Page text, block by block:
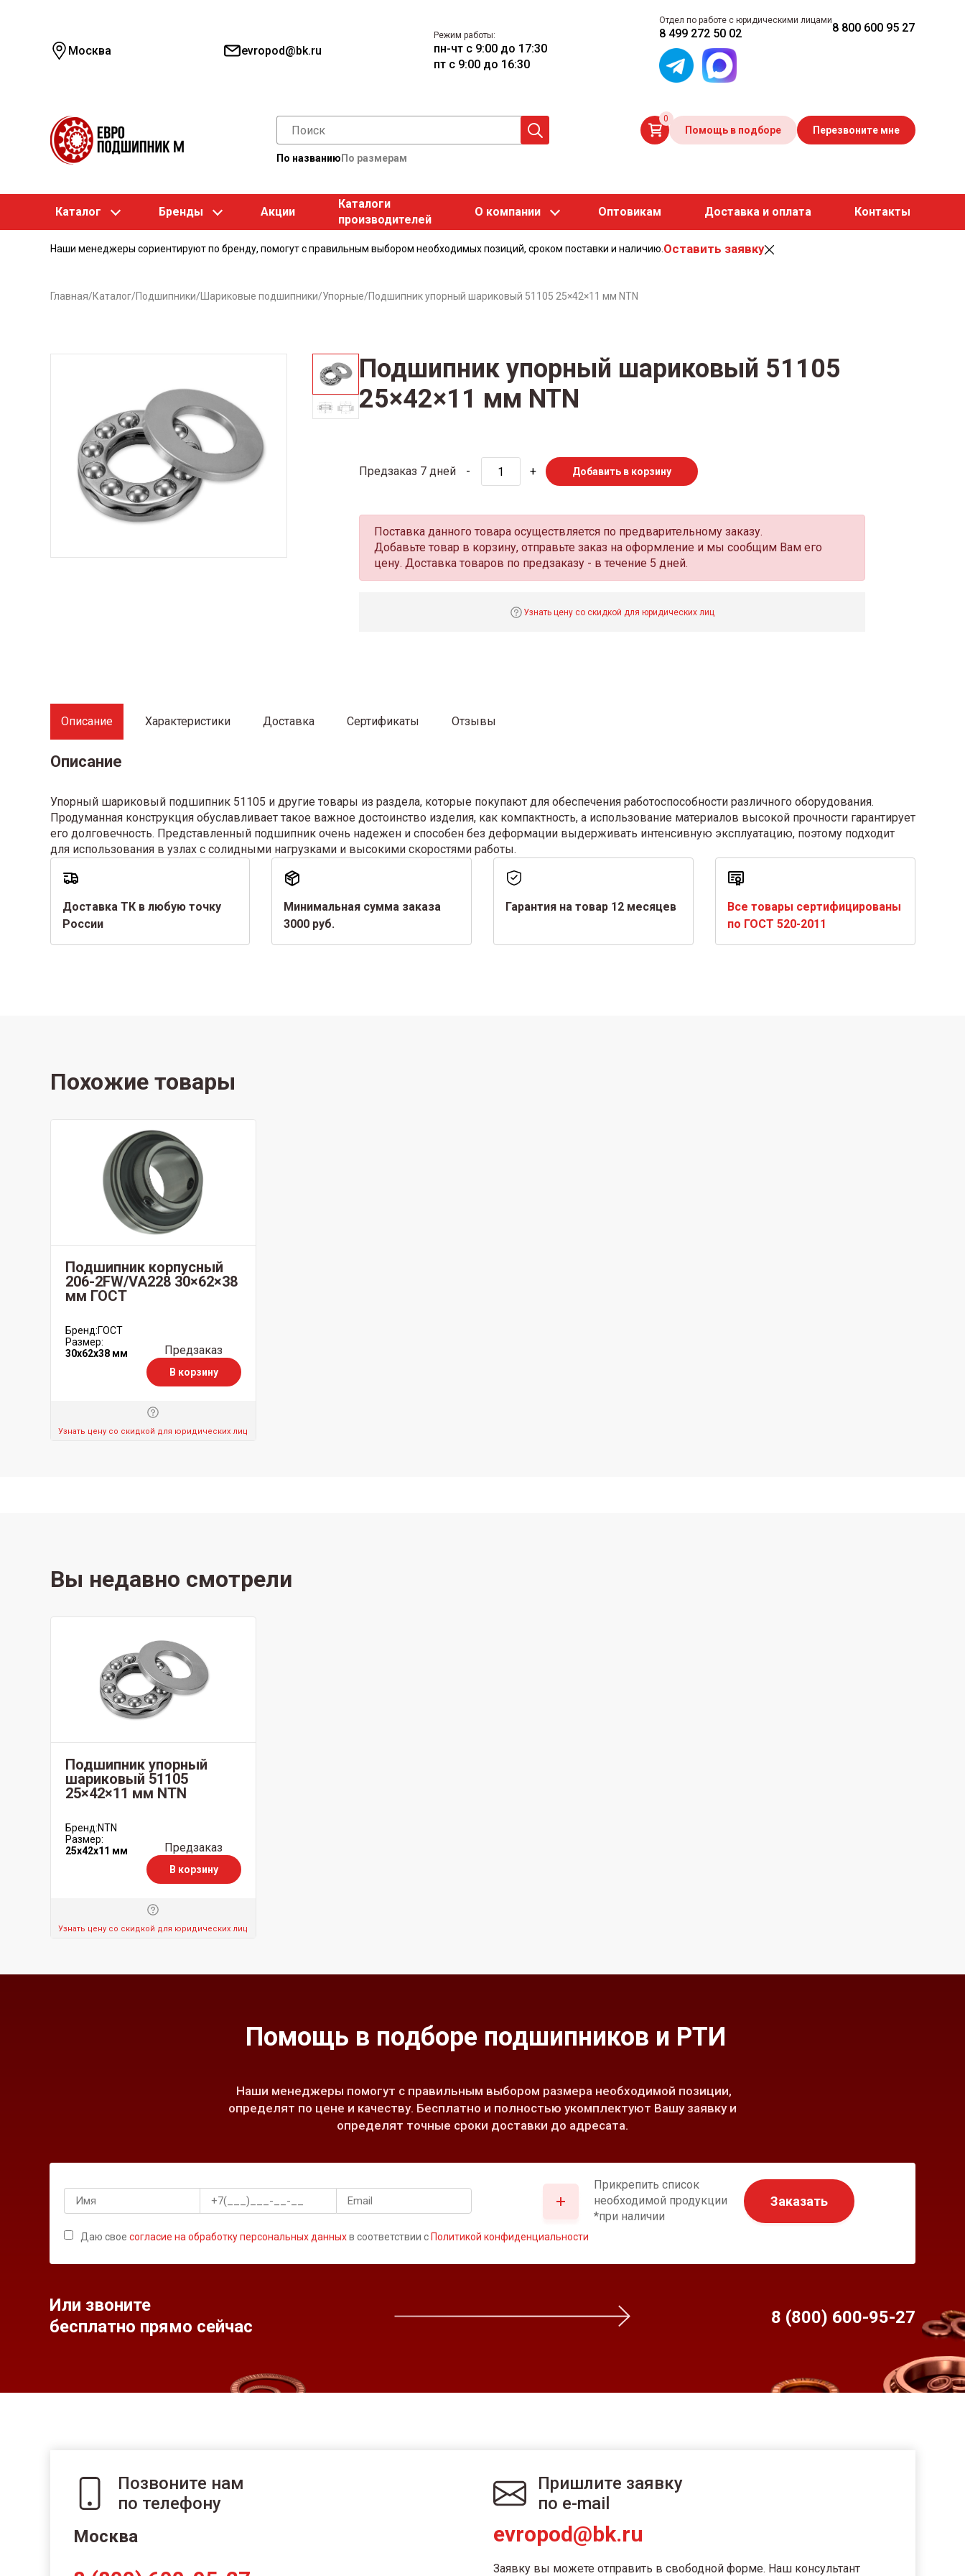
Москва evropod@bk.ru
Режим работы:
пн-чт с 9:00 до 17:30
пт с 9:00 до 16:30
Отдел по работе с юридическими лицами
8 499 272 50 02 8 800 600 95 27
По названию По размерам
0
Помощь в подборе Перезвоните мне
Каталог Бренды Акции
Каталоги
производителей
О компании Оптовикам Доставка и оплата Контакты
Наши менеджеры сориентируют по бренду, помогут с правильным выбором необходимых позиций, сроком поставки и наличию. Оставить заявку
Главная/Каталог/Подшипники/ Шариковые подшипники/Упорные/Подшипник упорный шариковый 51105 25×42×11 мм NTN
Подшипник упорный шариковый 51105
25×42×11 мм NTN
Предзаказ 7 дней - + Добавить в корзину
Поставка данного товара осуществляется по предварительному заказу.
Добавьте товар в корзину, отправьте заказ на оформление и мы сообщим Вам его
цену. Доставка товаров по предзаказу - в течение 5 дней.
Узнать цену со скидкой для юридических лиц
Описание Характеристики Доставка Сертификаты Отзывы
Описание
Упорный шариковый подшипник 51105 и другие товары из раздела, которые покупают для обеспечения работоспособности различного оборудования.
Продуманная конструкция обуславливает такое важное достоинство изделия, как компактность, а использование материалов высокой прочности гарантирует
его долговечность. Представленный подшипник очень надежен и способен без деформации выдерживать интенсивную эксплуатацию, поэтому подходит
для использования в узлах с солидными нагрузками и высокими скоростями работы.
Доставка ТК в любую точку
России
Минимальная сумма заказа
3000 руб.
Гарантия на товар 12 месяцев
Все товары сертифицированы
по ГОСТ 520-2011
Похожие товары
Подшипник корпусный
206-2FW/VA228 30×62×38
мм ГОСТ
Бренд:ГОСТ
Размер:
30x62x38 мм
Предзаказ
В корзину
Узнать цену со скидкой для юридических лиц
Вы недавно смотрели
Подшипник упорный
шариковый 51105
25×42×11 мм NTN
Бренд:NTN
Размер:
25x42x11 мм
Предзаказ
В корзину
Узнать цену со скидкой для юридических лиц
Помощь в подборе подшипников и РТИ
Наши менеджеры помогут с правильным выбором размера необходимой позиции,
определят по цене и качеству. Бесплатно и полностью укомплектуют Вашу заявку и
определят точные сроки доставки до адресата.
Прикрепить список
необходимой продукции
*при наличии
Заказать
Даю свое согласие на обработку персональных данныхв соответствии с Политикой конфиденциальности
Или звоните
бесплатно прямо сейчас
8 (800) 600-95-27
Позвоните нам
по телефону
Москва
Пришлите заявку
по e-mail
evropod@bk.ru
Заявку вы можете отправить в свободной форме. Наш консультант